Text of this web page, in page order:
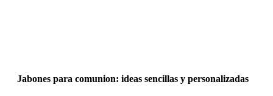
Jabones para comunion: ideas sencillas y personalizadas